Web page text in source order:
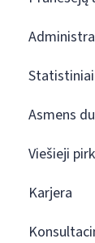
Asmens
Viešieji
Karjera